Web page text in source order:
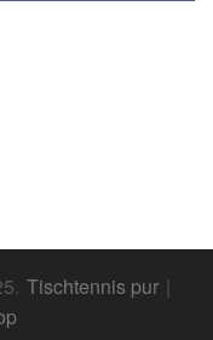
Tischtennis pur |